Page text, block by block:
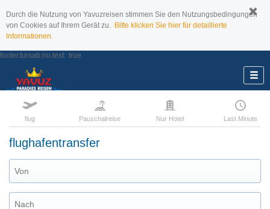
Durch die Nutzung von Yavuzreisen stimmen Sie den Nutzungsbedingungen
von Cookies auf Ihrem Gerät zu. Bitte klicken Sie hier für detaillierte
Informationen.
footer.tursab.no.text: true
flug Pauschalreise Nur Hotel Last Minute
flughafentransfer